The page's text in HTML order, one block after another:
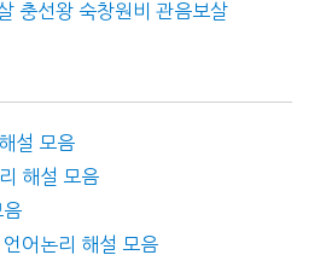
충선왕 숙창원비 관음보살
설 모음
해설 모음
어논리 해설 모음